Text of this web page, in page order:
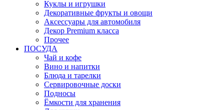
Куклы и игрушки
Декоративные фрукты и овощи
Аксессуары для автомобиля
Декор Premium класса
Прочее
ПОСУДА
Чай и кофе
Вино и напитки
Блюда и тарелки
Сервировочные доски
Подносы
Ёмкости для хранения